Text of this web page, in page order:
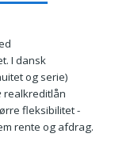
I dansk
og serie)
realkreditlån
fleksibilitet -
rente og afdrag.